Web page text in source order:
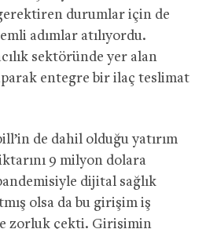
durumlar için de
adımlar atılıyordu.
sektöründe yer alan
entegre bir ilaç teslimat
de dahil olduğu yatırım
9 milyon dolara
dijital sağlık
olsa da bu girişim iş
zorluk çekti. Girişimin